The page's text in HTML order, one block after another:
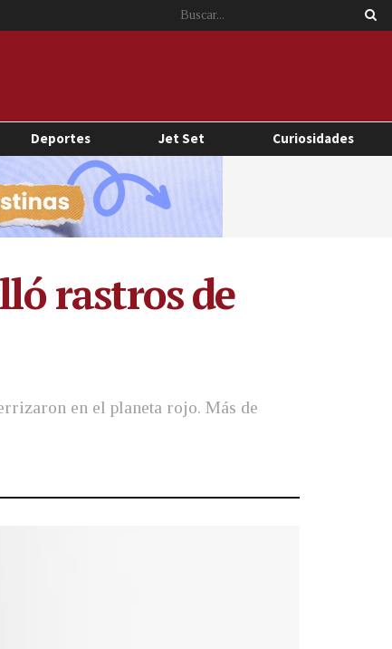
Deportes Jet Set Curiosidades
rastros de
en el planeta rojo. Más de